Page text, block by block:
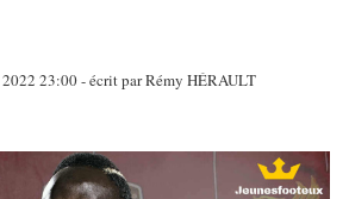
23:00 - écrit parRémy HÉRAULT